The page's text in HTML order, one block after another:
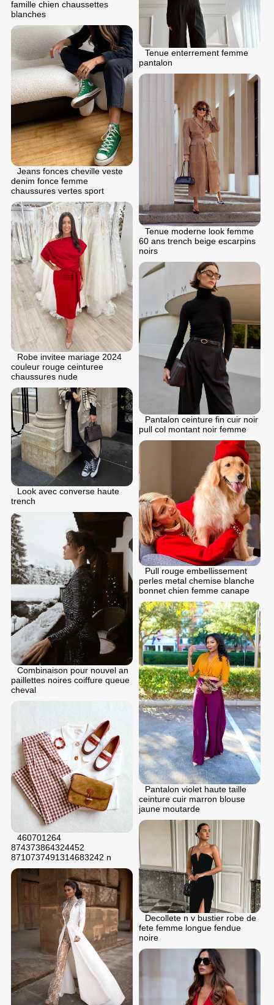
famille chien chaussettes
blanches
Tenue enterrement femme
pantalon
Jeans fonces cheville veste
denim fonce femme
chaussures vertes sport
Tenue moderne look femme
60 ans trench beige escarpins
noirs
Robe invitee mariage 2024
couleur rouge ceinturee
chaussures nude
Pantalon ceinture fin cuir noir
pull col montant noir femme
Look avec converse haute
trench
Pull rouge embellissement
perles metal chemise blanche
bonnet chien femme canape
Combinaison pour nouvel an
paillettes noires coiffure queue
cheval
Pantalon violet haute taille
ceinture cuir marron blouse
jaune moutarde
460701264
874373864324452
8710737491314683242 n
Decollete n v bustier robe de
fеte femme longue fendue
noire